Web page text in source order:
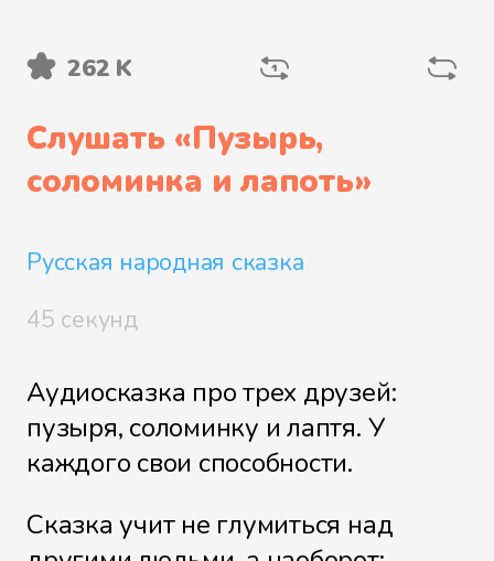
262 K
Слушать «Пузырь,
соломинка и лапоть»
Русская народная сказка
45 секунд
Аудиосказка про трех друзей:
пузыря, соломинку и лаптя. У
каждого свои способности.
Сказка учит не глумиться над